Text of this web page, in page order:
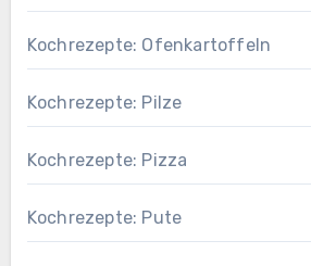
Kochrezepte: Ofenkartoffeln
Kochrezepte: Pilze
Kochrezepte: Pizza
Kochrezepte: Pute